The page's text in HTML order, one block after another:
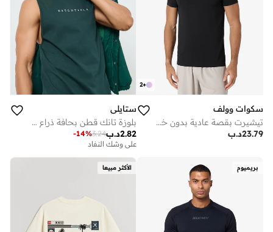
+
2
سكوات وولف
تيشيرت بقصة عادية بدون خياطة
د.ب23.79
ستايلي
بلوزة تانك قطن بحافة ذراع منخفضة وطبعة بسيطة
د.ب2.82
3.24
-14%
على وشك النفاد
بريميوم الأكثر مبيعا